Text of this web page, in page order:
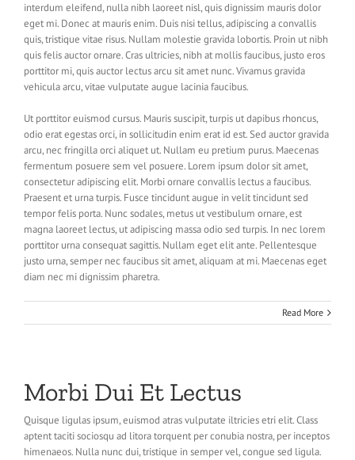
interdum eleifend, nulla nibh laoreet nisl, quis dignissim mauris dolor
eget mi. Donec at mauris enim. Duis nisi tellus, adipiscing a convallis
quis, tristique vitae risus. Nullam molestie gravida lobortis. Proin ut nibh
quis felis auctor ornare. Cras ultricies, nibh at mollis faucibus, justo eros
porttitor mi, quis auctor lectus arcu sit amet nunc. Vivamus gravida
vehicula arcu, vitae vulputate augue lacinia faucibus.
Ut porttitor euismod cursus. Mauris suscipit, turpis ut dapibus rhoncus,
odio erat egestas orci, in sollicitudin enim erat id est. Sed auctor gravida
arcu, nec fringilla orci aliquet ut. Nullam eu pretium purus. Maecenas
fermentum posuere sem vel posuere. Lorem ipsum dolor sit amet,
consectetur adipiscing elit. Morbi ornare convallis lectus a faucibus.
Praesent et urna turpis. Fusce tincidunt augue in velit tincidunt sed
tempor felis porta. Nunc sodales, metus ut vestibulum ornare, est
magna laoreet lectus, ut adipiscing massa odio sed turpis. In nec lorem
porttitor urna consequat sagittis. Nullam eget elit ante. Pellentesque
justo urna, semper nec faucibus sit amet, aliquam at mi. Maecenas eget
diam nec mi dignissim pharetra.
Read More
Morbi Dui Et Lectus
Quisque ligulas ipsum, euismod atras vulputate iltricies etri elit. Class
aptent taciti sociosqu ad litora torquent per conubia nostra, per inceptos
himenaeos. Nulla nunc dui, tristique in semper vel, congue sed ligula.